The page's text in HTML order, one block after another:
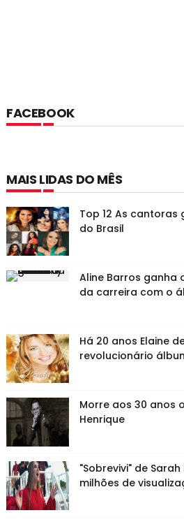
FACEBOOK
MAIS LIDAS DO MÊS
Top 12 As
do Brasil
Aline Barros ganha
da carreira com o
Há 20 anos Elaine
revolucionário
Morre aos 30 anos
Henrique
"Sobrevivi" de
milhões de